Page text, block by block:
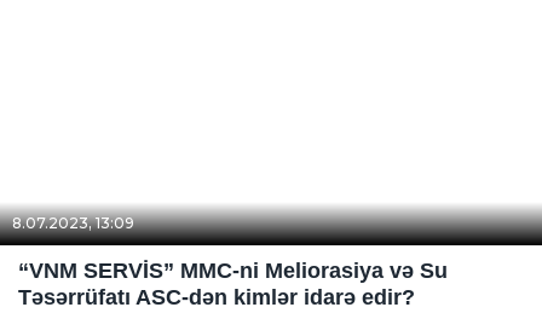
8.07.2023, 13:09
“VNM SERVİS” MMC-ni Meliorasiya və Su
Təsərrüfatı ASC-dən kimlər idarə edir?